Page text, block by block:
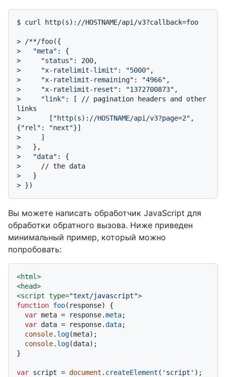
$ curl http(s)://HOSTNAME/api/v3?callback=foo
>
/**/foo({
>
"meta" : {
>
"status" : 200,
>
"x-ratelimit-limit" : "5000" ,
>
"x-ratelimit-remaining" : "4966" ,
>
"x-ratelimit-reset" : "1372700873" ,
>
"link" : [ // pagination headers and other
links
>
      [
"http(s)://HOSTNAME/api/v3?page=2" ,
{"rel" : "next"}]
>
    ]
>
  },
>
"data" : {
>
    // the data
>
  }
> })
Вы можете написать обработчик JavaScript для
обработки обратного вызова. Ниже приведен
минимальный пример, который можно
попробовать:
<html>
<head>
<script type="text/javascript">
function foo( response) {
var meta = response.meta;
var data = response.data;
console. log(meta);
console. log(data);
}
var script = document . createElement ( 'script' );